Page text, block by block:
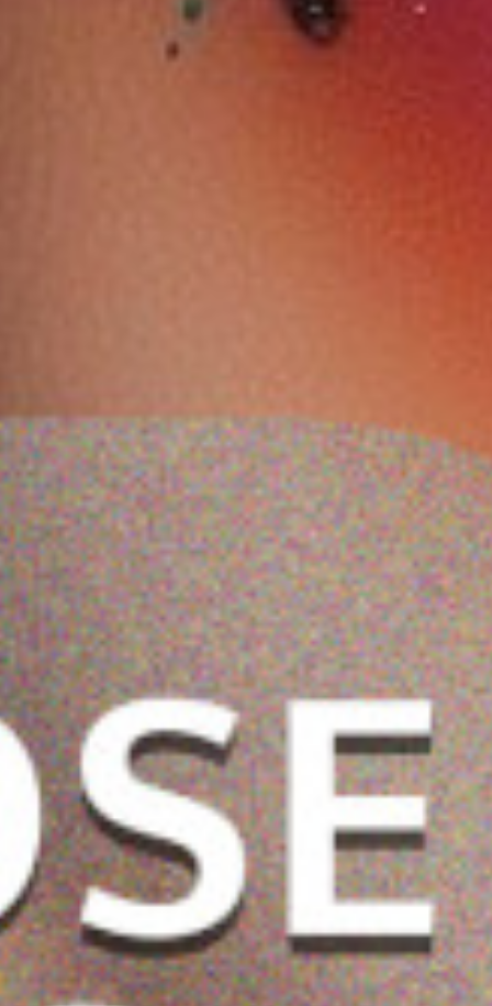
بالكركم من
مل
0.531 دب
اشتر الآن
10 %
ڤيبرانت جلمور الريتينول
تونر للوجه ١٠٠ ملي
2.200 دب
1.980 دب
اشتر الآن
10 %
ماي كير علاج الإصلاح
الفوري بزيت الأرغان 500
مل0.850 دب
0.765 دب
اشتر الآن